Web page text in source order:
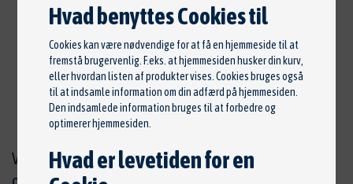
Pladearbejde i forbindelse med mindre skader
Rådgivning ved køb og salg
Eftersyn af nye og brugte biler efter mærkets
serviceskemaer
Altid klar til at servicere dig.
Opbygning af biler til motorsport
Vi stiller gerne vores erfaring til rådighed og rådgiver
om vedligeholdelse, reservedele, serviceintervaller
Hvad benyttes Cookies til
Cookies kan være nødvendige for at få en hjemmeside til at
fremstå brugervenlig. F.eks. at hjemmesiden husker din kurv,
eller hvordan listen af produkter vises. Cookies bruges også
til at indsamle information om din adfærd på hjemmesiden.
Den indsamlede information bruges til at forbedre og
optimerer hjemmesiden.
Hvad er levetiden for en